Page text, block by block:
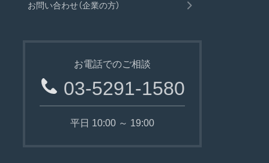
お問い合わせ（企業の方）
お電話でのご相談
03-5291-1580
平日 10:00 ～ 19:00